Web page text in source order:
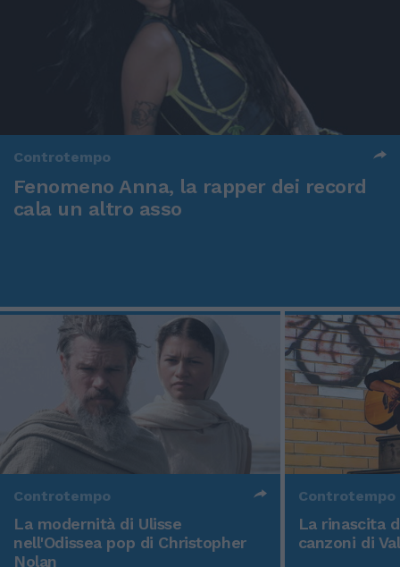
Controtempo
Fenomeno Anna, la rapper dei record
cala un altro asso
Controtempo
La modernità di Ulisse
nell'Odissea pop di Christopher
Nolan
Controtempo
La rinascita
canzoni di